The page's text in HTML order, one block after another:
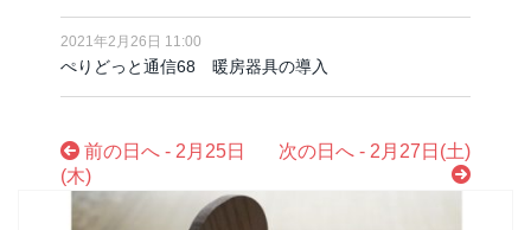
2021年2月26日 11:00
ぺりどっと通信68 暖房器具の導入
前の日へ - 2月25日
(木)
次の日へ - 2月27日(土)